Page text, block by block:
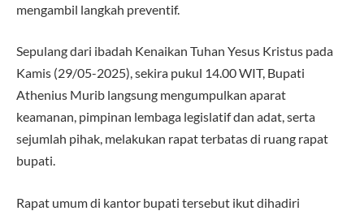
mengambil langkah preventif.
Sepulang dari ibadah Kenaikan Tuhan Yesus Kristus pada
Kamis (29/05-2025), sekira pukul 14.00 WIT, Bupati
Athenius Murib langsung mengumpulkan aparat
keamanan, pimpinan lembaga legislatif dan adat, serta
sejumlah pihak, melakukan rapat terbatas di ruang rapat
bupati.
Rapat umum di kantor bupati tersebut ikut dihadiri